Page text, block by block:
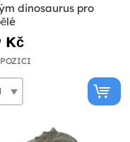
dinosaurus pro
Kč